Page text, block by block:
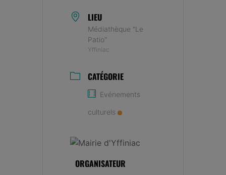
LIEU
Médiathèque "Le
Patio"
Yffiniac
CATÉGORIE
Evénements
culturels
ORGANISATEUR